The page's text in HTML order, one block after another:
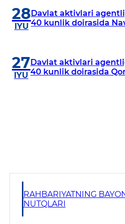
28
IYU
Davlat aktivlari
40 kunlik doirasida
27
IYU
Davlat aktivlari
40 kunlik doirasida
RAHBARIYATNING
NUTQLARI